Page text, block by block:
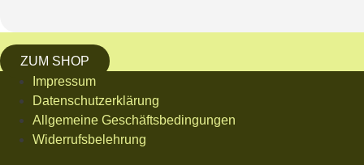
ZUM SHOP
Impressum
Datenschutzerklärung
Allgemeine Geschäftsbedingungen
Widerrufsbelehrung